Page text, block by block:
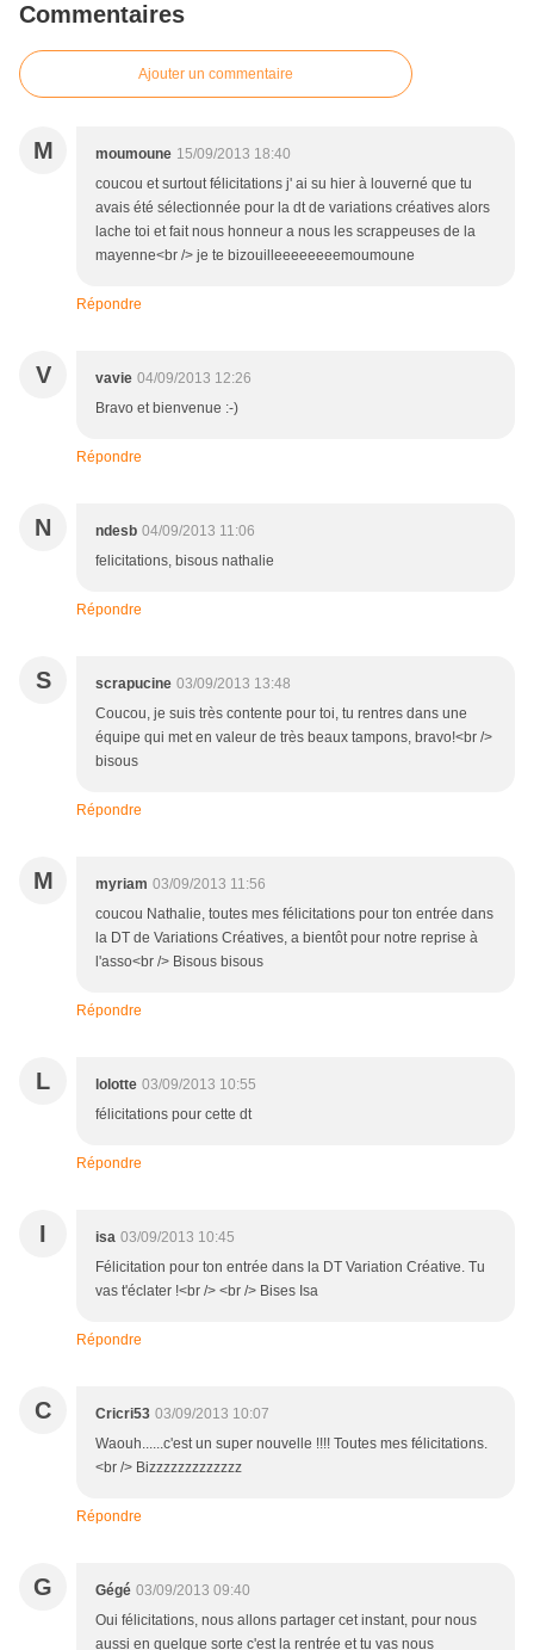
Commentaires
Ajouter un commentaire
M moumoune 15/09/2013 18:40
coucou et surtout félicitations j' ai su hier à louverné que tu
avais été sélectionnée pour la dt de variations créatives alors
lache toi et fait nous honneur a nous les scrappeuses de la
mayenne<br /> je te bizouilleeeeeeeemoumoune
Répondre
V vavie 04/09/2013 12:26
Bravo et bienvenue :-)
Répondre
N ndesb 04/09/2013 11:06
felicitations, bisous nathalie
Répondre
S scrapucine 03/09/2013 13:48
Coucou, je suis très contente pour toi, tu rentres dans une
équipe qui met en valeur de très beaux tampons, bravo!<br />
bisous
Répondre
M myriam 03/09/2013 11:56
coucou Nathalie, toutes mes félicitations pour ton entrée dans
la DT de Variations Créatives, a bientôt pour notre reprise à
l'asso<br /> Bisous bisous
Répondre
L lolotte 03/09/2013 10:55
félicitations pour cette dt
Répondre
I isa 03/09/2013 10:45
Félicitation pour ton entrée dans la DT Variation Créative. Tu
vas t'éclater !<br /> <br /> Bises Isa
Répondre
C Cricri53 03/09/2013 10:07
Waouh......c'est un super nouvelle !!!! Toutes mes félicitations.
<br /> Bizzzzzzzzzzzzz
Répondre
G Gégé 03/09/2013 09:40
Oui félicitations, nous allons partager cet instant, pour nous
aussi en quelque sorte c'est la rentrée et tu vas nous